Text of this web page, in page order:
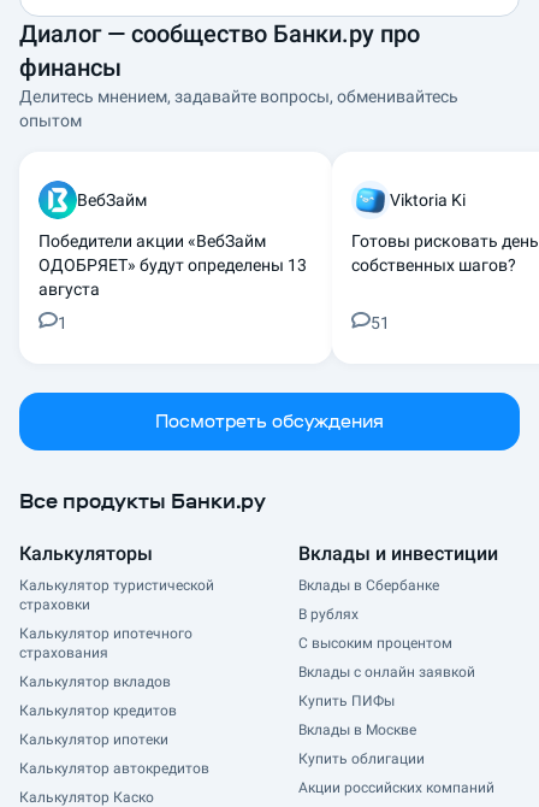
Диалог — сообщество Банки.ру про
финансы
Делитесь мнением, задавайте вопросы, обменивайтесь
опытом
ВебЗайм
Победители акции «ВебЗайм
ОДОБРЯЕТ» будут определены 13
августа
1
Viktoria Ki
Готовы рисковать
собственных шагов?
51
Посмотреть обсуждения
Все продукты Банки.ру
Калькуляторы
Калькулятор туристической
страховки
Калькулятор ипотечного
страхования
Калькулятор вкладов
Калькулятор кредитов
Калькулятор ипотеки
Калькулятор автокредитов
Калькулятор Каско
Вклады и инвестиции
Вклады в Сбербанке
В рублях
С высоким процентом
Вклады с онлайн заявкой
Купить ПИФы
Вклады в Москве
Купить облигации
Акции российских компаний